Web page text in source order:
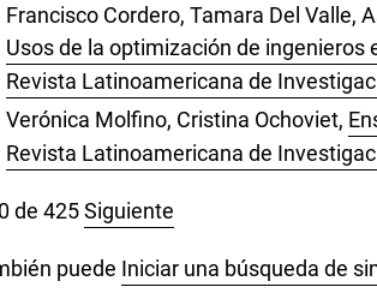
Francisco Cordero, Tamara Del Valle,
Usos de la optimización de
Revista Latinoamericana de
Verónica Molfino, Cristina Ochoviet,
Revista Latinoamericana de
de 425Siguiente
puede Iniciar una búsqueda de